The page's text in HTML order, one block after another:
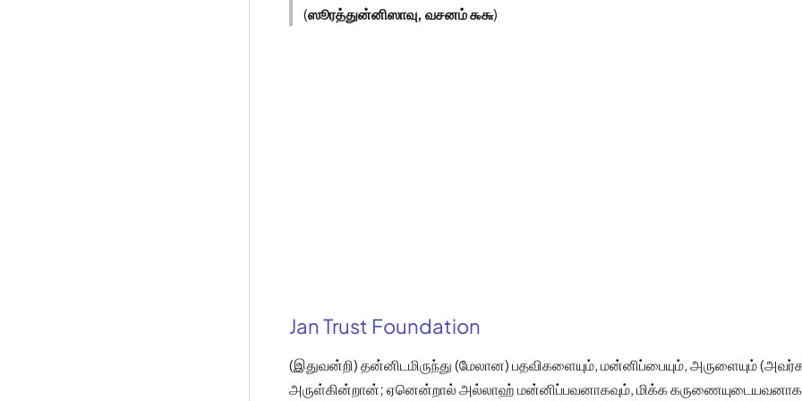
(ஸூரத்துன்னிஸாவு, வசனம் ௯௬)
Jan Trust Foundation
(இதுவன்றி) தன்னிடமிருந்து (மேலான) பதவிகளையும், மன்னிப்பையும், அருளையும்
அருள்கின்றான்; ஏனென்றால் அல்லாஹ் மன்னிப்பவனாகவும், மிக்க